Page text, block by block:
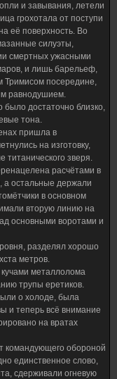
и завывания, летели
грохотала от поступи
её поверхность. Во
силуэты,
смертных ужасными
и лишь барельеф,
Тримисом посередине,
равнодушием.
достаточно близко,
тона.
пришла в
на изготовку,
титанического зверя.
расчётами в
а остальные держали
в основном
вторую линию на
основными воротами и
разделял хорошо
метров.
металлолома
трупы еретиков.
о холоде, была
и теперь всё внимание
на вратах
командующего обороной
единственное слово,
сдерживали огневую